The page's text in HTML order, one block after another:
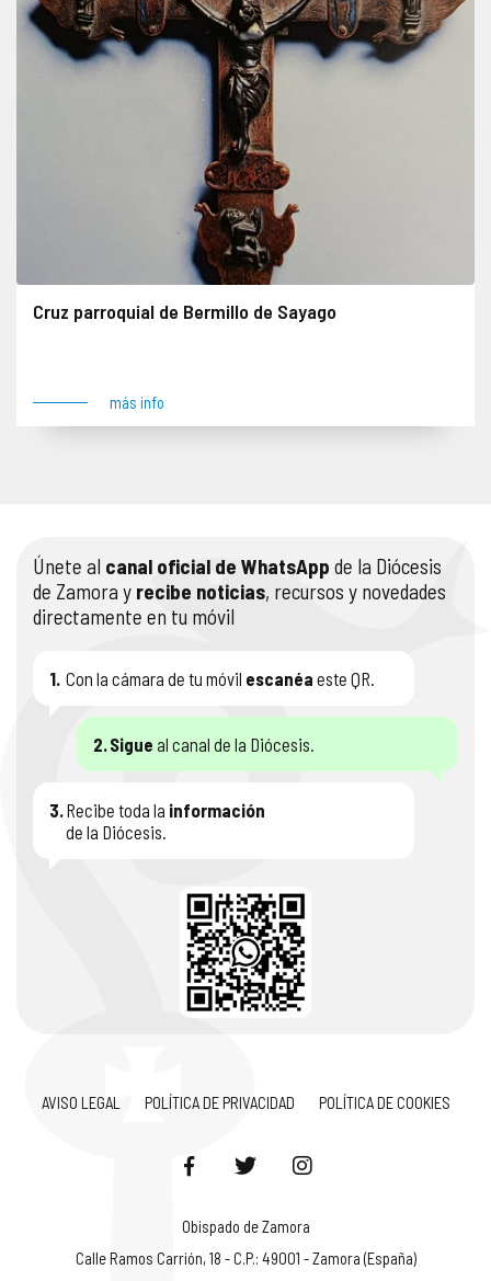
Cruz parroquial de Bermillo de Sayago
más info
Únete al canal oficial de WhatsApp de la Diócesis
de Zamora y recibe noticias, recursos y novedades
directamente en tu móvil
1. Con la cámara de tu móvil escanéa este QR.
2. Sigue al canal de la Diócesis.
3. Recibe toda la información
de la Diócesis.
AVISO LEGAL POLÍTICA DE PRIVACIDAD POLÍTICA DE COOKIES
Obispado de Zamora
Calle Ramos Carrión, 18 - C.P.: 49001 - Zamora (España)